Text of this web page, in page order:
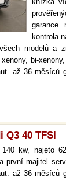
garance
kontrola
modelů a
bi-
až 36 měsíců
Q3 40 TFSI
kw, najeto
první majitel
až 36 měsíců